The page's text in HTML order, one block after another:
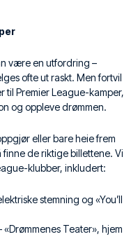
være en utfordring –
ofte ut raskt. Men fortvil
til Premier League-kamper,
og oppleve drømmen.
eller bare heie frem
de riktige billettene. Vi
klubber, inkludert:
stemning og «You’ll
Teater», hjem